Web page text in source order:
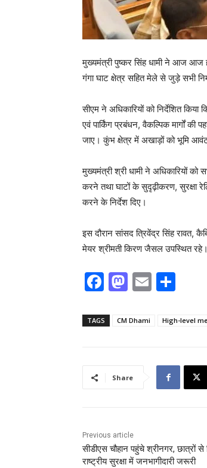
मुख्यमंत्री पुष्कर सिंह धामी ने आज आज
गंगा घाट क्षेत्र सहित मेले से जुड़े सभी
सीएम ने अधिकारियों को निर्देशित
एवं पार्किंग प्रबंधन, वैकल्पिक मार्गों
जाए। कुंभ क्षेत्र में अखाड़ों को भूमि
मुख्यमंत्री श्री धामी ने अधिकारियों
करने तथा घाटों के सुदृढ़ीकरण, सुरक्षा
करने के निर्देश दिए।
इस दौरान सांसद त्रिवेंद्र सिंह रावत,
मेयर श्रीमती किरण जैसल उपस्थित रहे।
F
c
o
M
st
o
E
ai ar
TAGS CM Dhami High-level
Share
Previous article
सीडीएस चौहान पहुंचे श्रीनगर, छात्रों से
राष्ट्रीय सुरक्षा में जनभागीदारी जरूरी